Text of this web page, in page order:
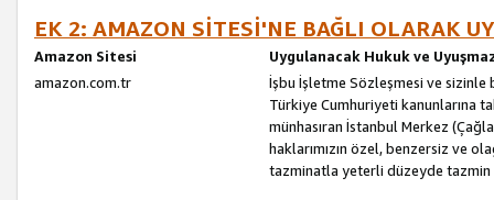
EK 2: AMAZON SİTESİ'NE BAĞLI OLARAK
Amazon Sitesi
Uygulanacak Hukuk ve
amazon.com.tr
İşbu İşletme Sözleşmesi ve sizinle
Türkiye Cumhuriyeti kanunlarına
münhasıran İstanbul Merkez
haklarımızın özel, benzersiz ve
tazminatla yeterli düzeyde